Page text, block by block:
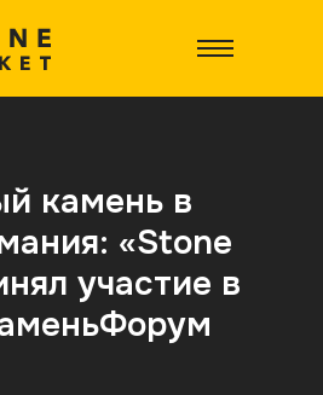
камень в
«Stone
участие в